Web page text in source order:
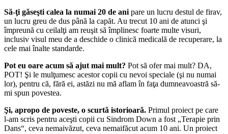
Să-ţi găseşti calea la numai 20 de anipare un lucru destul de firav,
un lucru greu de dus până la capăt. Au trecut 10 ani de atunci şi
împreună cu ceilalţi am reuşit să împlinesc foarte multe visuri,
inclusiv visul meu de a deschide o clinică medicală de recuperare, la
cele mai înalte standarde.
Pot eu oare acum să ajut mai mult? Pot să ofer mai mult? DA,
POT! Şi le mulţumesc acestor copii cu nevoi speciale (şi nu numai
lor), pentru că, fără ei, astăzi nu mă aflam în faţa dumneavoastră să-
mi spun povestea.
Şi, apropo de poveste, o scurtă istorioară. Primul proiect pe care
l-am scris pentru aceşti copii cu Sindrom Down a fost „Terapie prin
Dans“, ceva nemaivăzut, ceva nemaifăcut acum 10 ani. Un proiect